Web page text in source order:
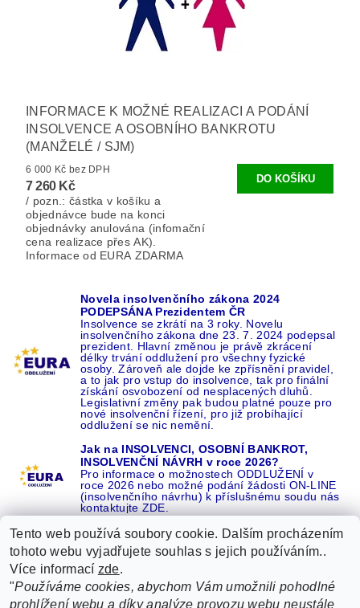
INFORMACE K MOŽNÉ REALIZACI A PODÁNÍ
INSOLVENCE A OSOBNÍHO BANKROTU
(MANŽELÉ / SJM)
6 000 Kč bez DPH
7 260 Kč
/ pozn.: částka v košíku a
objednávce bude na konci
objednávky anulována (infomační
cena realizace přes AK).
Informace od EURA ZDARMA
Novela insolvenčního zákona 2024
PODEPSÁNA Prezidentem ČR
Insolvence se zkrátí na 3 roky. Novelu
insolvenčního zákona dne 23. 7. 2024 podepsal
prezident. Hlavní změnou je právě zkrácení
délky trvání oddlužení pro všechny fyzické
osoby. Zároveň ale dojde ke zpřísnění pravidel,
a to jak pro vstup do insolvence, tak pro finální
získání osvobození od nesplacených dluhů.
Legislativní změny pak budou platné pouze pro
nové insolvenční řízení, pro již probíhající
oddlužení se nic nemění.
Jak na INSOLVENCI, OSOBNÍ BANKROT,
INSOLVENČNÍ NÁVRH v roce 2026?
Pro informace o možnostech ODDLUŽENÍ v
roce 2026 nebo možné podání žádosti ON-LINE
(insolvenčního návrhu) k příslušnému soudu nás
kontaktujte ZDE.
Recenze o NÁS na GOOGLE 16 let REFERENCÍ v celé ČR |
Recenze o NÁS na SEZNAMU |
ŽÁDEJTE život BEZ DLUHŮ nebo EXEKUCÍ ZDE
Tento web používá soubory cookie. Dalším procházením
tohoto webu vyjadřujete souhlas s jejich používáním..
Více informací zde.
"Používáme cookies, abychom Vám umožnili pohodlné
prohlížení webu a díky analýze provozu webu neustále